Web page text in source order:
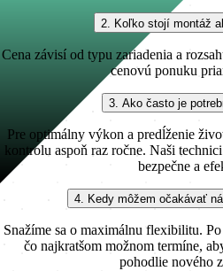
2. Koľko stojí montáž
Cena závisí od typu zariadenia a
cenovú ponuku
3. Ako často je
Pre optimálny výkon a predĺženie
kontrolu aspoň raz ročne. Naši
bezpečne a
4. Kedy môžem očakávať
Snažíme sa o maximálnu flexibilitu.
čo najkratšom možnom termíne,
pohodlie nového